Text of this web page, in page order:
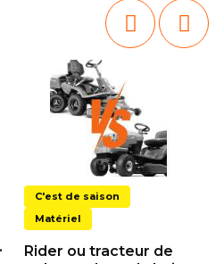
C'est de saison
Matériel
Rider ou tracteur de